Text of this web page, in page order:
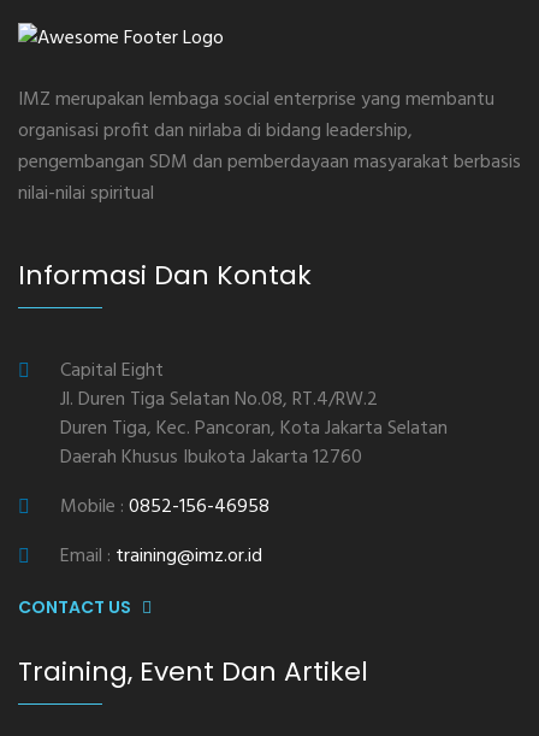
IMZ merupakan lembaga social enterprise yang membantu
organisasi profit dan nirlaba di bidang leadership,
pengembangan SDM dan pemberdayaan masyarakat berbasis
nilai-nilai spiritual
Informasi Dan Kontak
Capital Eight
Jl. Duren Tiga Selatan No.08, RT.4/RW.2
Duren Tiga, Kec. Pancoran, Kota Jakarta Selatan
Daerah Khusus Ibukota Jakarta 12760
Mobile :0852-156-46958
Email : training@imz.or.id
CONTACT US
Training, Event Dan Artikel